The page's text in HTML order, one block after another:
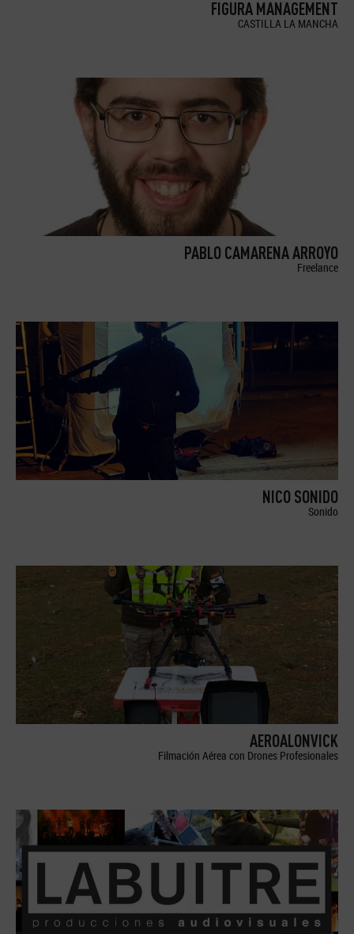
FIGURA MANAGEMENT
CASTILLA LA MANCHA
PABLO CAMARENA ARROYO
Freelance
NICO SONIDO
Sonido
AEROALONVICK
Filmación Aérea con Drones Profesionales